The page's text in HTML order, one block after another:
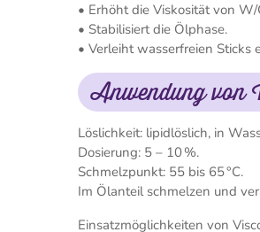
• Erhöht die Viskosität von
• Stabilisiert die Ölphase.
• Verleiht wasserfreien Sticks
Anwendung von
Löslichkeit: lipidlöslich, in
Dosierung: 5 – 10 %.
Schmelzpunkt: 55 bis 65 °C.
Im Ölanteil schmelzen und
Einsatzmöglichkeiten von